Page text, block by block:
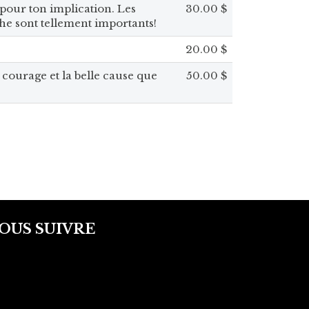
ton implication. Les
sont tellement importants!
30.00 $
20.00 $
et la belle cause que
50.00 $
SUIVRE